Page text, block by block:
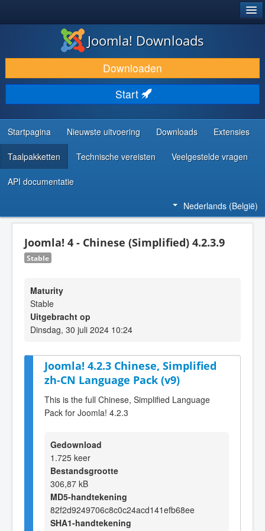
DOWNLOAD & BREID UIT
ONTDEK & LEER
COMMUNITY & ONDERSTEUNING
ONTWIKKELAARSBRONNEN
Joomla! Downloads
Downloaden
Start
Startpagina Nieuwste uitvoering Downloads Extensies
Taalpakketten Technische vereisten Veelgestelde vragen
API documentatie
Nederlands (België)
Joomla! 4 - Chinese (Simplified) 4.2.3.9
Stable
Maturity
Stable
Uitgebracht op
Dinsdag, 30 juli 2024 10:24
Joomla! 4.2.3 Chinese, Simplified
zh-CN Language Pack (v9)
This is the full Chinese, Simplified Language
Pack for Joomla! 4.2.3
Gedownload
1.725 keer
Bestandsgrootte
306,87 kB
MD5-handtekening
82f2d9249706c8c0c24acd141efb68ee
SHA1-handtekening